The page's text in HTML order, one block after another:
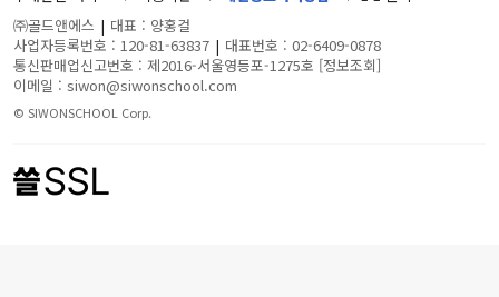
㈜골드앤에스 | 대표 : 양홍걸
사업자등록번호 : 120-81-63837 | 대표번호 : 02-6409-0878
통신판매업신고번호 : 제2016-서울영등포-1275호 [정보조회]
이메일 : siwon@siwonschool.com
© SIWONSCHOOL Corp.